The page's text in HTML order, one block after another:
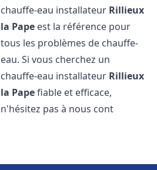
chauffe-eau installateur Rillieux
la Pape est la référence pour
tous les problèmes de chauffe-
eau. Si vous cherchez un
chauffe-eau installateur Rillieux
la Papefiable et efficace,
n'hésitez pas à nous cont